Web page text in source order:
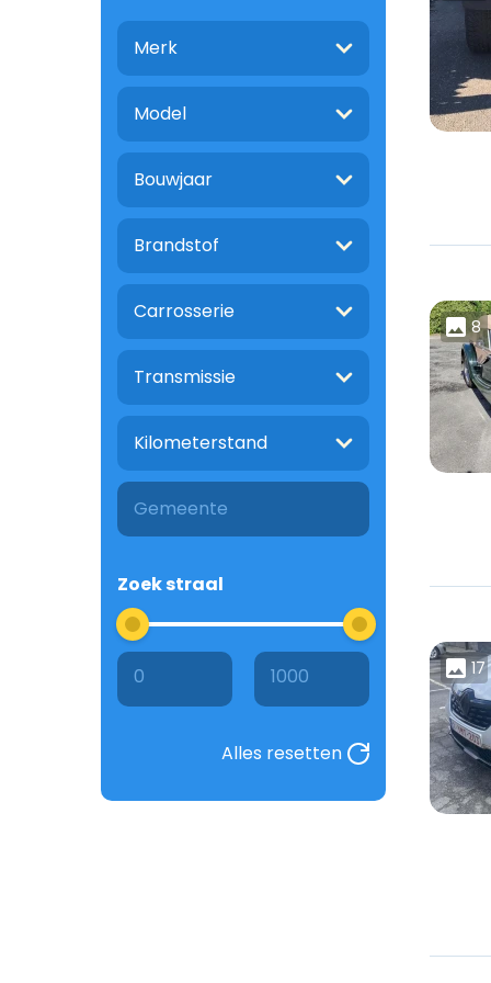
Merk
Model
Bouwjaar
Brandstof
Carrosserie
Transmissie
Kilometerstand
Zoek straal
0 1000
Alles resetten
8
17